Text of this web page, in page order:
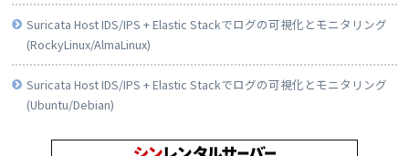
Suricata Host IDS/IPS + Elastic Stackでログの可視化とモニタリング
(RockyLinux/AlmaLinux)
Suricata Host IDS/IPS + Elastic Stackでログの可視化とモニタリング
(Ubuntu/Debian)